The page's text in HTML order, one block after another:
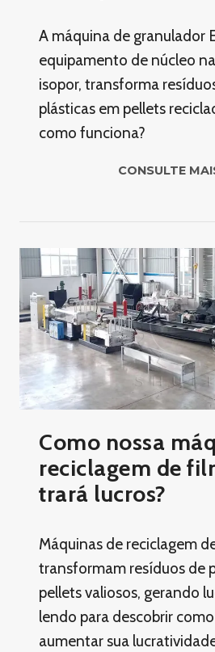
A máquina de granulador
equipamento de núcleo
isopor, transforma
plásticas em pellets
como funciona?
CONSULTE
Como nossa
reciclagem de
trará lucros?
Máquinas de reciclagem
transformam resíduos de
pellets valiosos, gerando
lendo para descobrir
aumentar sua